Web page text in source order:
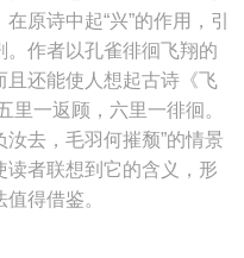
原诗中起“兴”的作用，引
。作者以孔雀徘徊飞翔的
且还能使人想起古诗《飞
里一返顾，六里一徘徊。
去，毛羽何摧颓”的情景
者联想到它的含义，形
得借鉴。